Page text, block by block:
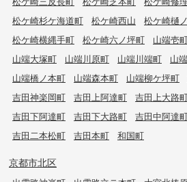
松ケ崎杉ケ海道町
松ケ崎西山 松ケ崎樋
松ケ崎横縄手町
松ケ崎六ノ坪町 山端壱
山端大塚町
山端川原町 山端川端町 山
山端橋ノ本町
山端森本町 山端柳ケ坪町
吉田神楽岡町
吉田上阿達町 吉田上大路
吉田下阿達町
吉田下大路町 吉田中阿達
吉田二本松町
吉田本町 和国町
京都市北区